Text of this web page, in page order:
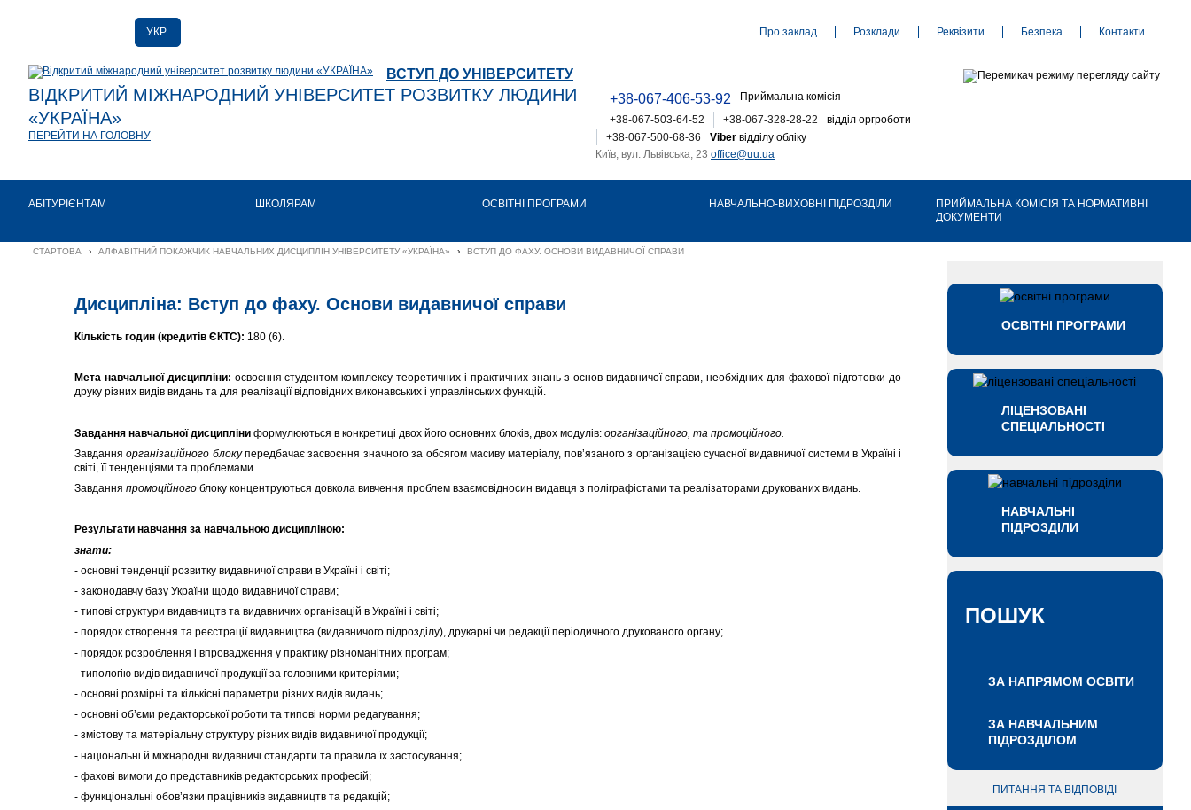
УКР
ENG
Про заклад Розклади Реквізити Безпека Контакти
ВСТУП ДО УНІВЕРСИТЕТУ
ВІДКРИТИЙ МІЖНАРОДНИЙ УНІВЕРСИТЕТ РОЗВИТКУ ЛЮДИНИ
«УКРАЇНА»
ПЕРЕЙТИ НА ГОЛОВНУ
+38-067-406-53-92
Приймальна комісія
відділ оргроботи
+38-067-503-64-52
+38-067-328-28-22
Viber відділу обліку
+38-067-500-68-36
Київ, вул. Львівська, 23 office@uu.ua
АБІТУРІЄНТАМ ШКОЛЯРАМ ОСВІТНІ ПРОГРАМИ НАВЧАЛЬНО-ВИХОВНІ ПІДРОЗДІЛИ
ПРИЙМАЛЬНА КОМІСІЯ ТА НОРМАТИВНІ
ДОКУМЕНТИ
СТАРТОВА › АЛФАВІТНИЙ ПОКАЖЧИК НАВЧАЛЬНИХ ДИСЦИПЛІН УНІВЕРСИТЕТУ «УКРАЇНА» › ВСТУП ДО ФАХУ. ОСНОВИ ВИДАВНИЧОЇ СПРАВИ
ОСВІТНІ ПРОГРАМИ
ЛІЦЕНЗОВАНІ
СПЕЦІАЛЬНОСТІ
НАВЧАЛЬНІ
ПІДРОЗДІЛИ
ПОШУК
ЗА НАПРЯМОМ ОСВІТИ
ЗА НАВЧАЛЬНИМ
ПІДРОЗДІЛОМ
ПИТАННЯ ТА ВІДПОВІДІ
Дисципліна: Вступ до фаху. Основи видавничої справи
Кількість годин (кредитів ЄКТС): 180 (6).
Мета навчальної дисципліни: освоєння студентом комплексу теоретичних і практичних знань з основ видавничої справи, необхідних для фахової підготовки до
друку різних видів видань та для реалізації відповідних виконавських і управлінських функцій.
Завдання навчальної дисципліниформулюються в конкретиці двох його основних блоків, двох модулів: організаційного, та промоційного.
Завданняорганізаційного блокупередбачає засвоєння значного за обсягом масиву матеріалу, пов’язаного з організацією сучасної видавничої системи в Україні і
світі, її тенденціями та проблемами.
Завдання промоційного блоку концентруються довкола вивчення проблем взаємовідносин видавця з поліграфістами та реалізаторами друкованих видань.
Результати навчання за навчальною дисципліною:
знати:
- основні тенденції розвитку видавничої справи в Україні і світі;
- законодавчу базу України щодо видавничої справи;
- типові структури видавництв та видавничих організацій в Україні і світі;
- порядок створення та реєстрації видавництва (видавничого підрозділу), друкарні чи редакції періодичного друкованого органу;
- порядок розроблення і впровадження у практику різноманітних програм;
- типологію видів видавничої продукції за головними критеріями;
- основні розмірні та кількісні параметри різних видів видань;
- основні об’єми редакторської роботи та типові норми редагування;
- змістову та матеріальну структуру різних видів видавничої продукції;
- національні й міжнародні видавничі стандарти та правила їх застосування;
- фахові вимоги до представників редакторських професій;
- функціональні обов’язки працівників видавництв та редакцій;